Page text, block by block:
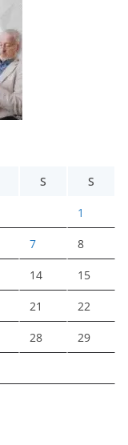
S S
1
7 8
14 15
21 22
28 29